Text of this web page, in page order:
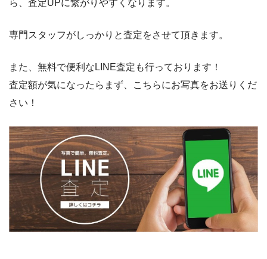
ら、査定UPに繋がりやすくなります。
専門スタッフがしっかりと査定をさせて頂きます。
また、無料で便利なLINE査定も行っております！
査定額が気になったらまず、こちらにお写真をお送りくだ
さい！